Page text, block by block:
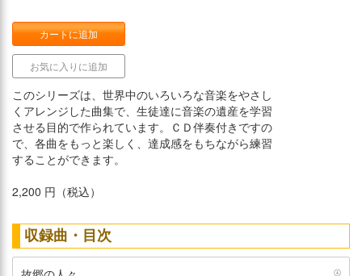
カートに追加
お気に入りに追加
このシリーズは、世界中のいろいろな音楽をやさし
くアレンジした曲集で、生徒達に音楽の遺産を学習
させる目的で作られています。ＣＤ伴奏付きですの
で、各曲をもっと楽しく、達成感をもちながら練習
することができます。
2,200 円（税込）
収録曲・目次